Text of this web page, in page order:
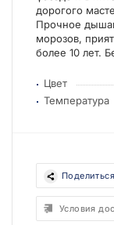
дорогого
Прочное
морозов,
более 10 лет.
Цвет
Температура
Поделиться
Условия